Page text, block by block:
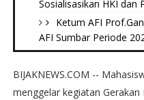
Sosialisasikan HKI dan
Ketum AFI
AFI Sumbar Periode
BIJAKNEWS.COM --
menggelar kegiatan